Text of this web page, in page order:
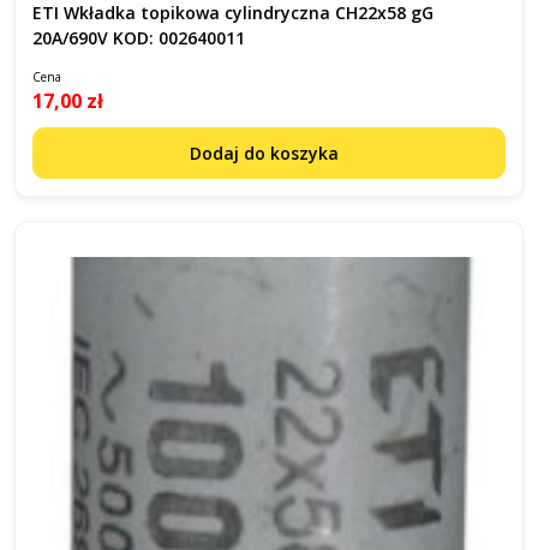
ETI Wkładka topikowa cylindryczna CH22x58 gG
20A/690V KOD: 002640011
Cena
17,00 zł
Dodaj do koszyka